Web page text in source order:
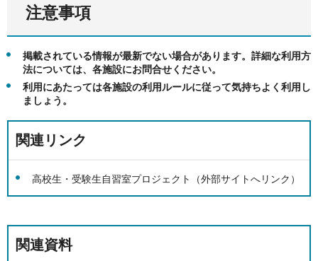
注意事項
掲載されている情報が最新でない場合があります。詳細な利用方
法については、各施設にお問合せください。
利用にあたっては各施設の利用ルールに従って気持ちよく利用し
ましょう。
関連リンク
高校生・受験生自習室プロジェクト（外部サイトへリンク）
関連資料